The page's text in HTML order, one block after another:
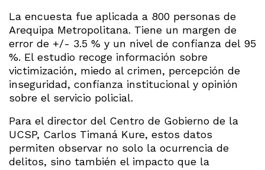
La encuesta fue aplicada a 800 personas de
Arequipa Metropolitana. Tiene un margen de
error de +/- 3.5 % y un nivel de confianza del 95
%. El estudio recoge información sobre
victimización, miedo al crimen, percepción de
inseguridad, confianza institucional y opinión
sobre el servicio policial.
Para el director del Centro de Gobierno de la
UCSP, Carlos Timaná Kure, estos datos
permiten observar no solo la ocurrencia de
delitos, sino también el impacto que la